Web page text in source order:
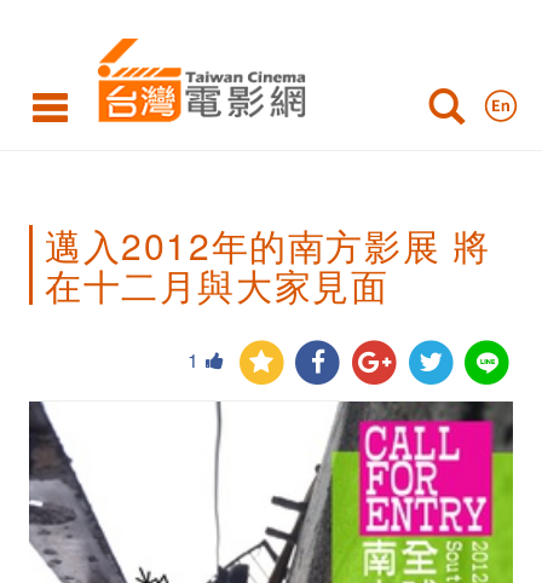
2012
的
方
展
將
在
十
邁入2012年的南方影展 將
在十二月與大家見面
1